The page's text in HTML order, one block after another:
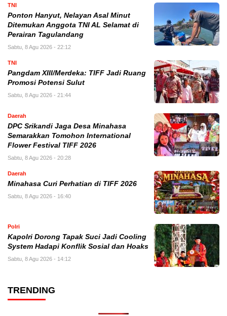
TNI
Ponton Hanyut, Nelayan Asal Minut
Ditemukan Anggota TNI AL Selamat di
Perairan Tagulandang
Sabtu, 8 Agu 2026 - 22:12
TNI
Pangdam XIII/Merdeka: TIFF Jadi Ruang
Promosi Potensi Sulut
Sabtu, 8 Agu 2026 - 21:44
Daerah
DPC Srikandi Jaga Desa Minahasa
Semarakkan Tomohon International
Flower Festival TIFF 2026
Sabtu, 8 Agu 2026 - 20:28
Daerah
Minahasa Curi Perhatian di TIFF 2026
Sabtu, 8 Agu 2026 - 16:40
Polri
Kapolri Dorong Tapak Suci Jadi Cooling
System Hadapi Konflik Sosial dan Hoaks
Sabtu, 8 Agu 2026 - 14:12
TRENDING